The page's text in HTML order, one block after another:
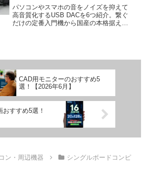
パソコンやスマホの音をノイズを抑えて
高音質化するUSB DACを6つ紹介。繋ぐ
だけの定番入門機から国産の本格据え置
CAD用モニターのおすすめ5
選！【2026年6月】
すすめ5選！
ン・周辺機器
シングルボードコンピ